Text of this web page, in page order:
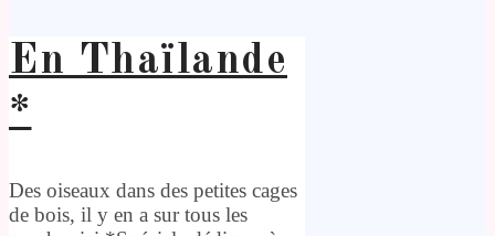
En Thaïlande
*
Des oiseaux dans des petites cages
de bois, il y en a sur tous les